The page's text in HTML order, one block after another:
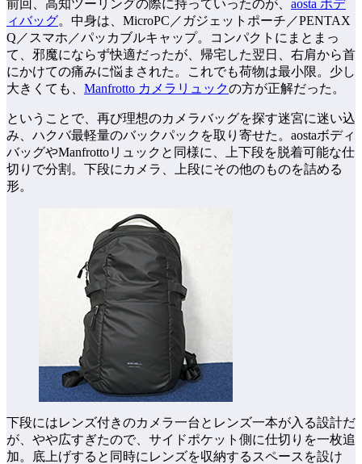
前回、高知ツーリングの際に持っていったのが、 aosta ボデ
ィバッグ。中身は、MicroPC／ガジェットポーチ／PENTAX
Q／スマホ／パッカブルキャップ。コンパクトにまとまっ
て、邪魔にならず快適だったが、帰宅した翌日、右肩から首
にかけての痛みに悩まされた。これでも荷物は最小限。少し
大きくても、 Manfrotto カメラリュックの方が正解だった。
ということで、再び理想のカメラバッグを探す迷宮に迷い込
み、ハクバ最軽量のバックパックを取り寄せた。aostaボディ
バッグやManfrottoリュックと同様に、上下段を脱着可能な仕
切りで分割。下段にカメラ、上段にその他のものを詰める
形。
下段にはレンズ付きのカメラ一台とレンズ一本が入る設計だ
が、やや広すぎたので、サイドポケット側に仕切りを一枚追
加。底上げすると同時にレンズを収納するスペースを設け